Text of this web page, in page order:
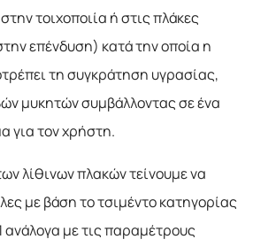
τοιχοποιία ή στις πλάκες
επένδυση) κατά την οποία η
τη συγκράτηση υγρασίας,
μυκητών συμβάλλοντας σε ένα
για τον χρήστη.
λίθινων πλακών τείνουμε να
με βάση το τσιμέντο κατηγορίας
ανάλογα με τις παραμέτρους